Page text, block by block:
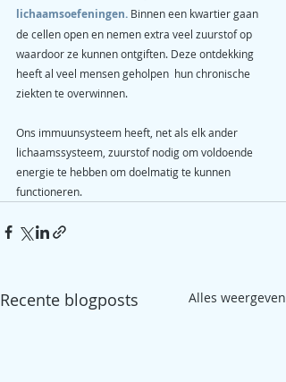
lichaamsoefeningen. Binnen een kwartier gaan
de cellen open en nemen extra veel zuurstof op
waardoor ze kunnen ontgiften. Deze ontdekking
heeft al veel mensen geholpen  hun chronische
ziekten te overwinnen.
Ons immuunsysteem heeft, net als elk ander
lichaamssysteem, zuurstof nodig om voldoende
energie te hebben om doelmatig te kunnen
functioneren.
Recente blogposts Alles weergeven